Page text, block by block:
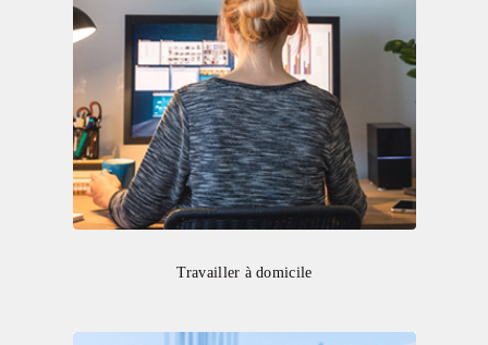
Travailler à domicile